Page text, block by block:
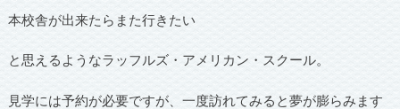
本校舎が出来たらまた行きたい
と思えるようなラッフルズ・アメリカン・スクール。
見学には予約が必要ですが、一度訪れてみると夢が膨らみます